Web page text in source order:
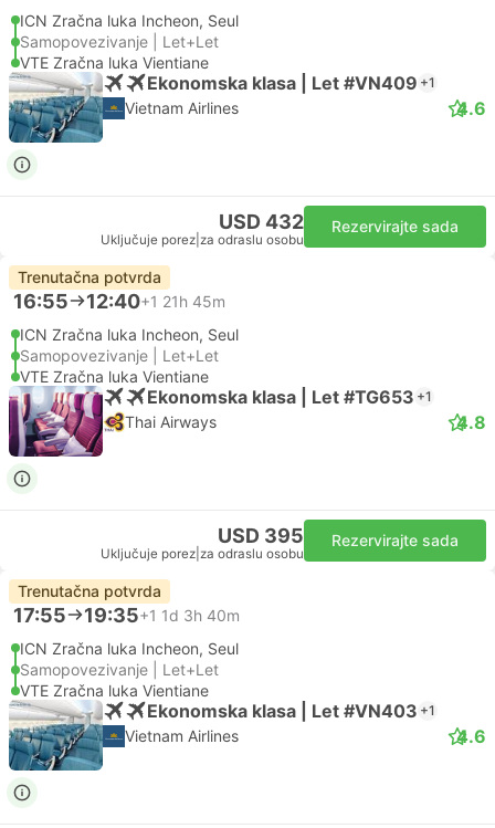
ICN Zračna luka Incheon, Seul
Samopovezivanje | Let+Let
VTE Zračna luka Vientiane
Ekonomska klasa | Let #VN409 +1
Vietnam Airlines 4.6
USD 432
Uključuje porez za odraslu osobu
Rezervirajte sada
Trenutačna potvrda
16:55 12:40+1 21h 45m
ICN Zračna luka Incheon, Seul
Samopovezivanje | Let+Let
VTE Zračna luka Vientiane
Ekonomska klasa | Let #TG653 +1
Thai Airways 4.8
USD 395
Uključuje porez za odraslu osobu
Rezervirajte sada
Trenutačna potvrda
17:55 19:35+1 1d 3h 40m
ICN Zračna luka Incheon, Seul
Samopovezivanje | Let+Let
VTE Zračna luka Vientiane
Ekonomska klasa | Let #VN403 +1
Vietnam Airlines 4.6